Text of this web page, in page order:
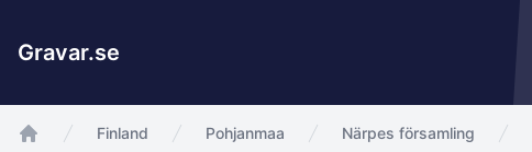
Gravar.se
Finland Pohjanmaa Närpes församling